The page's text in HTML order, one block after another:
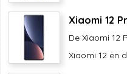
Xiaomi 12
De Xiaomi 12
Xiaomi 12 en